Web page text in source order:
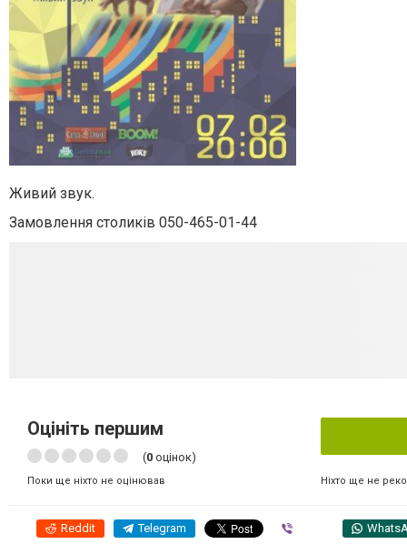
Живий звук.
Замовлення столиків 050-465-01-44
Оцініть першим
(0 оцінок)
Поки ще ніхто не оцінював Ніхто ще не
Reddit Telegram